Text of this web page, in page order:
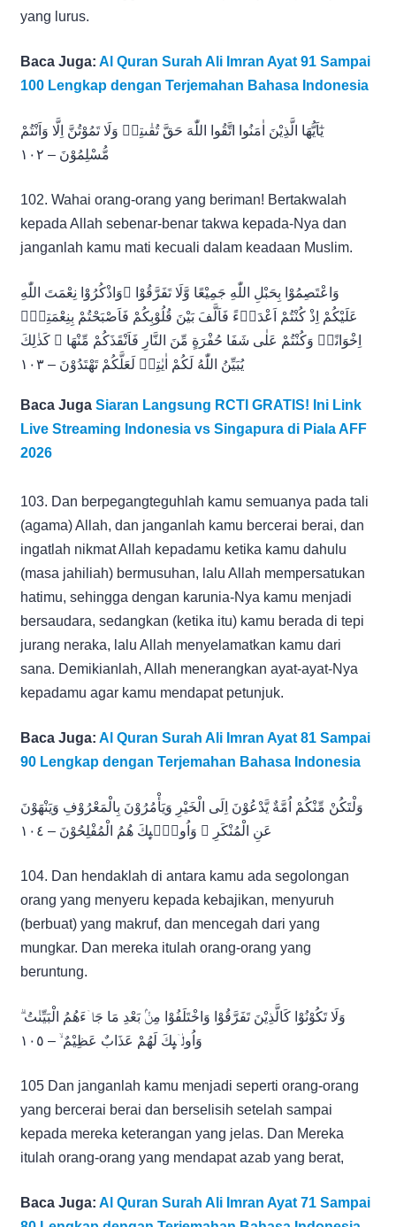
yang lurus.
Baca Juga: Al Quran Surah Ali Imran Ayat 91 Sampai
100 Lengkap dengan Terjemahan Bahasa Indonesia
يٰٓاَيُّهَا الَّذِيْنَ اٰمَنُوا اتَّقُوا اللّٰهَ حَقَّ تُقٰىتِهٖ وَلَا تَمُوْتُنَّ اِلَّا وَاَنْتُمْ
مُّسْلِمُوْنَ – ١٠٢
102. Wahai orang-orang yang beriman! Bertakwalah
kepada Allah sebenar-benar takwa kepada-Nya dan
janganlah kamu mati kecuali dalam keadaan Muslim.
وَاعْتَصِمُوْا بِحَبْلِ اللّٰهِ جَمِيْعًا وَّلَا تَفَرَّقُوْا ۖوَاذْكُرُوْا نِعْمَتَ اللّٰهِ
عَلَيْكُمْ اِذْ كُنْتُمْ اَعْدَاۤءً فَاَلَّفَ بَيْنَ قُلُوْبِكُمْ فَاَصْبَحْتُمْ بِنِعْمَتِهٖٓ
اِخْوَانًاۚ وَكُنْتُمْ عَلٰى شَفَا حُفْرَةٍ مِّنَ النَّارِ فَاَنْقَذَكُمْ مِّنْهَا ۗ كَذٰلِكَ
يُبَيِّنُ اللّٰهُ لَكُمْ اٰيٰتِهٖ لَعَلَّكُمْ تَهْتَدُوْنَ – ١٠٣
Baca Juga Siaran Langsung RCTI GRATIS! Ini Link
Live Streaming Indonesia vs Singapura di Piala AFF
2026
103. Dan berpegangteguhlah kamu semuanya pada tali
(agama) Allah, dan janganlah kamu bercerai berai, dan
ingatlah nikmat Allah kepadamu ketika kamu dahulu
(masa jahiliah) bermusuhan, lalu Allah mempersatukan
hatimu, sehingga dengan karunia-Nya kamu menjadi
bersaudara, sedangkan (ketika itu) kamu berada di tepi
jurang neraka, lalu Allah menyelamatkan kamu dari
sana. Demikianlah, Allah menerangkan ayat-ayat-Nya
kepadamu agar kamu mendapat petunjuk.
Baca Juga: Al Quran Surah Ali Imran Ayat 81 Sampai
90 Lengkap dengan Terjemahan Bahasa Indonesia
وَلْتَكُنْ مِّنْكُمْ اُمَّةٌ يَّدْعُوْنَ اِلَى الْخَيْرِ وَيَأْمُرُوْنَ بِالْمَعْرُوْفِ وَيَنْهَوْنَ
عَنِ الْمُنْكَرِ ۗ وَاُولٰۤىِٕكَ هُمُ الْمُفْلِحُوْنَ – ١٠٤
104. Dan hendaklah di antara kamu ada segolongan
orang yang menyeru kepada kebajikan, menyuruh
(berbuat) yang makruf, dan mencegah dari yang
mungkar. Dan mereka itulah orang-orang yang
beruntung.
وَلَا تَكُوْنُوْا كَالَّذِيْنَ تَفَرَّقُوْا وَاخْتَلَفُوْا مِنْۢ بَعْدِ مَا جَاۤءَهُمُ الْبَيِّنٰتُ ۗ
وَاُولٰۤىِٕكَ لَهُمْ عَذَابٌ عَظِيْمٌ ۙ – ١٠٥
105 Dan janganlah kamu menjadi seperti orang-orang
yang bercerai berai dan berselisih setelah sampai
kepada mereka keterangan yang jelas. Dan Mereka
itulah orang-orang yang mendapat azab yang berat,
Baca Juga: Al Quran Surah Ali Imran Ayat 71 Sampai